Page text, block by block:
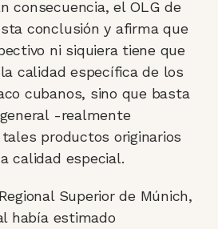
consecuencia, el OLG de
conclusión y afirma que
ni siquiera tiene que
calidad específica de los
cubanos, sino que basta
-realmente
productos originarios
calidad especial.
Superior de Múnich,
había estimado